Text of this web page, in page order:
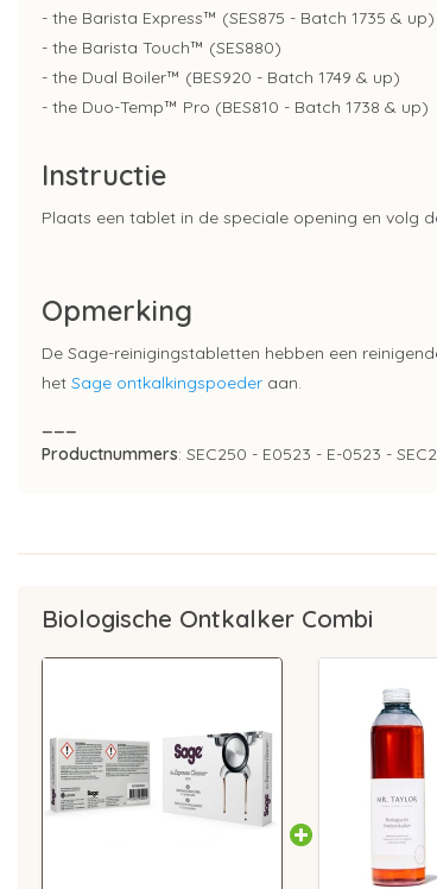
- the Barista Express™ (SES875 - Batch 1735 & up)
- the Barista Touch™ (SES880)
- the Dual Boiler™ (BES920 - Batch 1749 & up)
- the Duo-Temp™ Pro (BES810 - Batch 1738 & up)
Instructie
Plaats een tablet in de speciale opening en volg
Opmerking
De Sage-reinigingstabletten hebben een
het Sage ontkalkingspoeder aan.
Productnummers: SEC250 - E0523 - E-0523 -
Biologische Ontkalker Combi